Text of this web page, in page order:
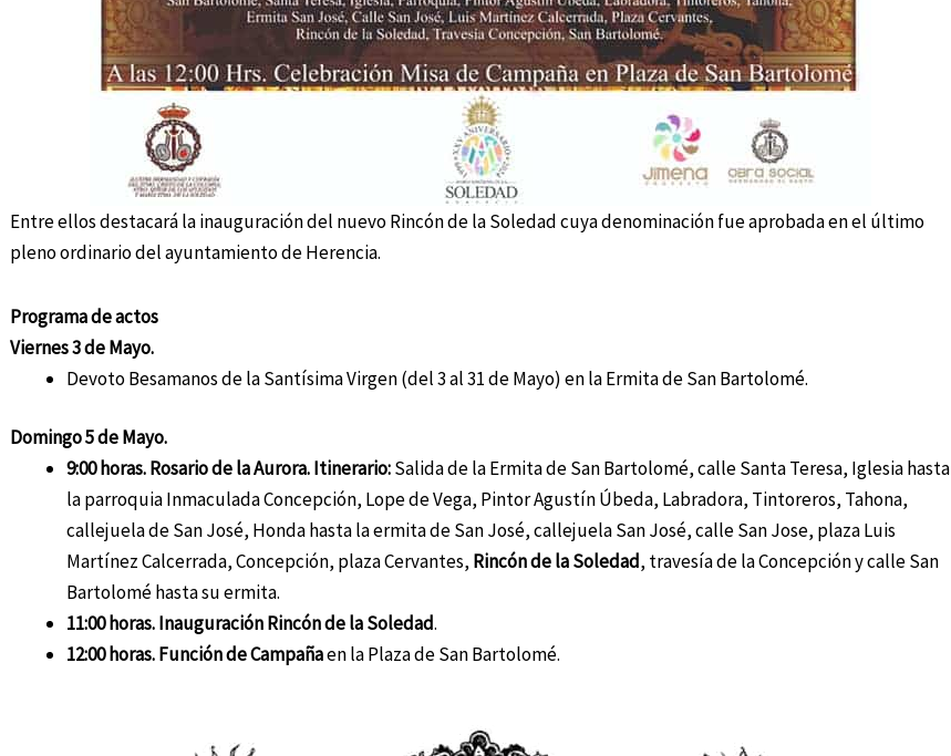
Entre ellos destacará la inauguración del nuevo Rincón de la Soledad cuya denominación fue aprobada en el último
pleno ordinario del ayuntamiento de Herencia.
Programa de actos
Viernes 3 de Mayo.
Devoto Besamanos de la Santísima Virgen (del 3 al 31 de Mayo) en la Ermita de San Bartolomé.
Domingo 5 de Mayo.
9:00 horas. Rosario de la Aurora. Itinerario:Salida de la Ermita de San Bartolomé, calle Santa Teresa, Iglesia hasta
la parroquia Inmaculada Concepción, Lope de Vega, Pintor Agustín Úbeda, Labradora, Tintoreros, Tahona,
callejuela de San José, Honda hasta la ermita de San José, callejuela San José, calle San Jose, plaza Luis
Martínez Calcerrada, Concepción, plaza Cervantes, Rincón de la Soledad, travesía de la Concepción y calle San
Bartolomé hasta su ermita.
11:00 horas. Inauguración Rincón de la Soledad.
12:00 horas. Función de Campañaen la Plaza de San Bartolomé.